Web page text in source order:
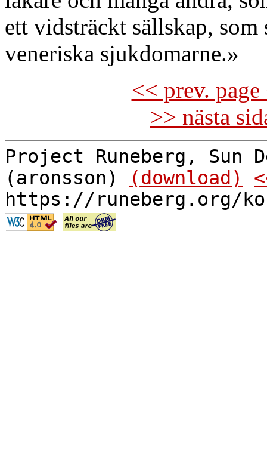
ett vidsträckt sällskap, som
veneriska sjukdomarne.»
<< prev.
>> nästa
Project Runeberg, Sun
(aronsson)
(download)
https://runeberg.org/